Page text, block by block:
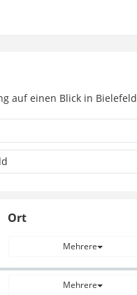
auf einen Blick in Bielefeld
Ort
Mehrere
Mehrere